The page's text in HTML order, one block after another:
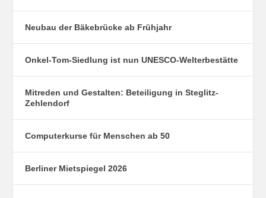
Neubau der Bäkebrücke ab Frühjahr
Onkel-Tom-Siedlung ist nun UNESCO-Welterbestätte
Mitreden und Gestalten: Beteiligung in Steglitz-
Zehlendorf
Computerkurse für Menschen ab 50
Berliner Mietspiegel 2026